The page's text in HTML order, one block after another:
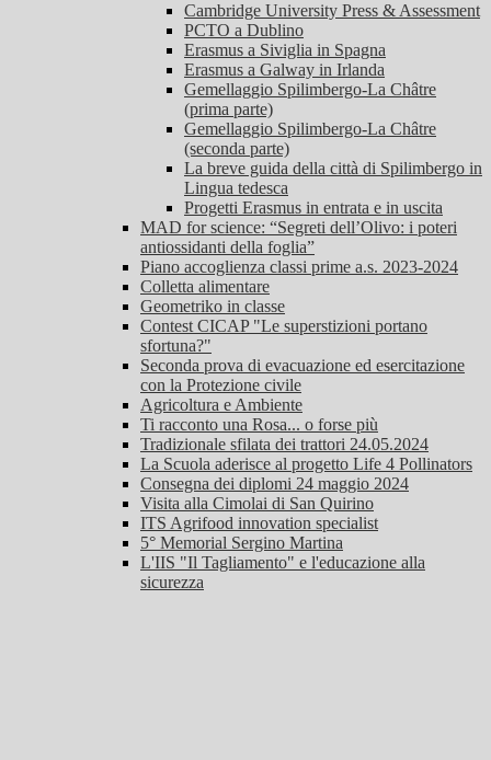
Cambridge University Press & Assessment
PCTO a Dublino
Erasmus a Siviglia in Spagna
Erasmus a Galway in Irlanda
Gemellaggio Spilimbergo-La Châtre
(prima parte)
Gemellaggio Spilimbergo-La Châtre
(seconda parte)
La breve guida della città di Spilimbergo in
Lingua tedesca
Progetti Erasmus in entrata e in uscita
MAD for science: “Segreti dell’Olivo: i poteri
antiossidanti della foglia”
Piano accoglienza classi prime a.s. 2023-2024
Colletta alimentare
Geometriko in classe
Contest CICAP "Le superstizioni portano
sfortuna?"
Seconda prova di evacuazione ed esercitazione
con la Protezione civile
Agricoltura e Ambiente
Ti racconto una Rosa... o forse più
Tradizionale sfilata dei trattori 24.05.2024
La Scuola aderisce al progetto Life 4 Pollinators
Consegna dei diplomi 24 maggio 2024
Visita alla Cimolai di San Quirino
ITS Agrifood innovation specialist
5° Memorial Sergino Martina
L'IIS "Il Tagliamento" e l'educazione alla
sicurezza